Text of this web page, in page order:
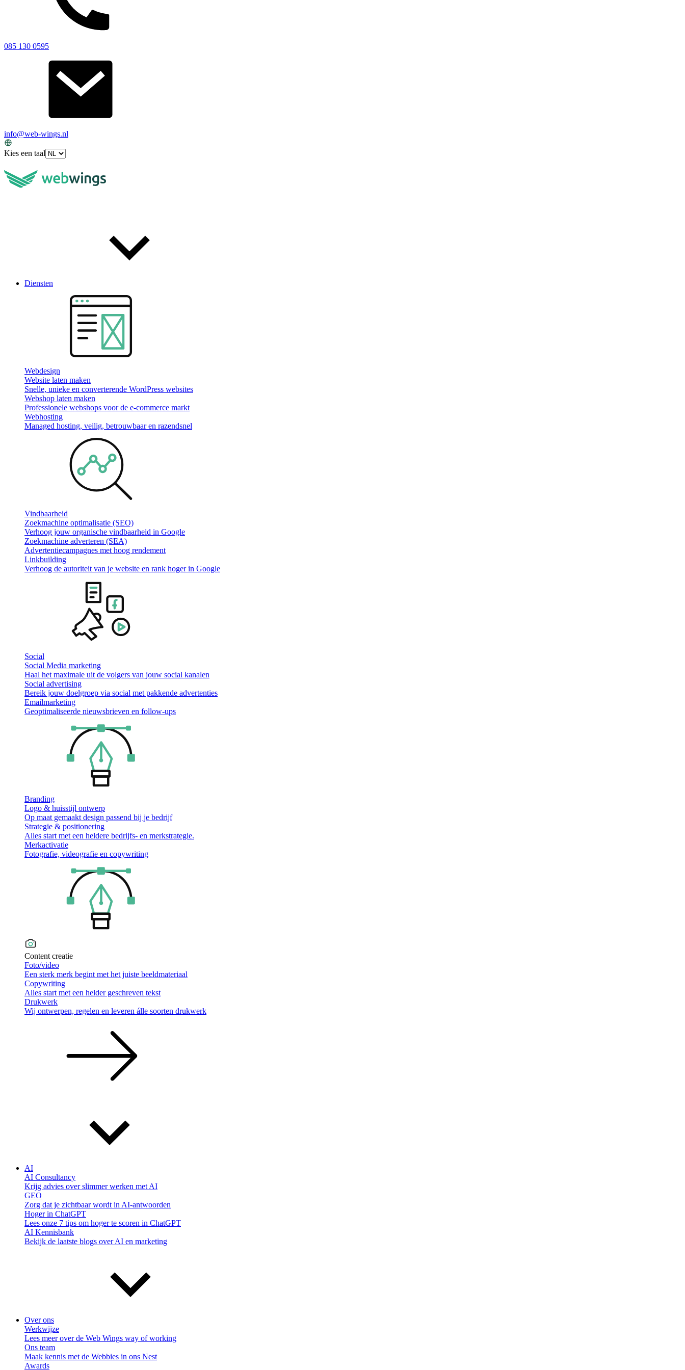
085 130 0595
info@web-wings.nl
Kies een taal
Diensten
Webdesign
Website laten maken
Snelle, unieke en converterende WordPress websites
Webshop laten maken
Professionele webshops voor de e-commerce markt
Webhosting
Managed hosting, veilig, betrouwbaar en razendsnel
Vindbaarheid
Zoekmachine optimalisatie (SEO)
Verhoog jouw organische vindbaarheid in Google
Zoekmachine adverteren (SEA)
Advertentiecampagnes met hoog rendement
Linkbuilding
Verhoog de autoriteit van je website en rank hoger in Google
Social
Social Media marketing
Haal het maximale uit de volgers van jouw social kanalen
Social advertising
Bereik jouw doelgroep via social met pakkende advertenties
Emailmarketing
Geoptimaliseerde nieuwsbrieven en follow-ups
Branding
Logo & huisstijl ontwerp
Op maat gemaakt design passend bij je bedrijf
Strategie & positionering
Alles start met een heldere bedrijfs- en merkstrategie.
Merkactivatie
Fotografie, videografie en copywriting
Content creatie
Foto/video
Een sterk merk begint met het juiste beeldmateriaal
Copywriting
Alles start met een helder geschreven tekst
Drukwerk
Wij ontwerpen, regelen en leveren álle soorten drukwerk
AI
AI Consultancy
Krijg advies over slimmer werken met AI
GEO
Zorg dat je zichtbaar wordt in AI-antwoorden
Hoger in ChatGPT
Lees onze 7 tips om hoger te scoren in ChatGPT
AI Kennisbank
Bekijk de laatste blogs over AI en marketing
Over ons
Werkwijze
Lees meer over de Web Wings way of working
Ons team
Maak kennis met de Webbies in ons Nest
Awards